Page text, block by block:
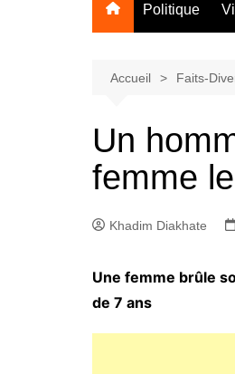
Politique
Accueil Faits-
Un
femme
Khadim Diakhate
Une femme brûle
de 7 ans